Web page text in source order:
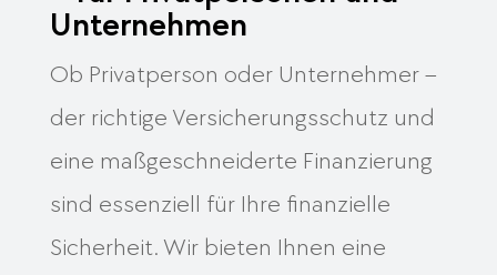
Unternehmen
Ob Privatperson oder Unternehmer –
der richtige Versicherungsschutz und
eine maßgeschneiderte Finanzierung
sind essenziell für Ihre finanzielle
Sicherheit. Wir bieten Ihnen eine